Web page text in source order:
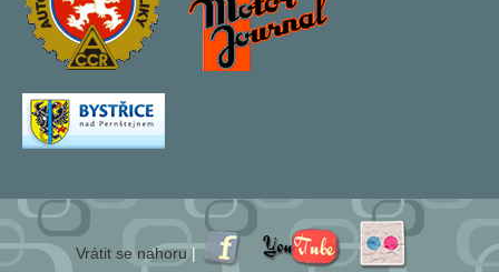
Vrátit se nahoru|